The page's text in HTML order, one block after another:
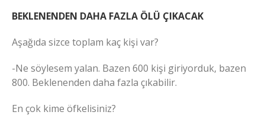
BEKLENENDEN DAHA FAZLA ÖLÜ ÇIKACAK
Aşağıda sizce toplam kaç kişi var?
-Ne söylesem yalan. Bazen 600 kişi giriyorduk, bazen
800. Beklenenden daha fazla çıkabilir.
En çok kime öfkelisiniz?